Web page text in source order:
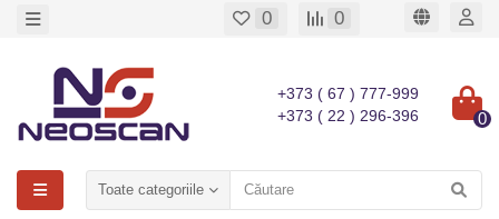
0 0
+373 ( 67 ) 777-999
+373 ( 22 ) 296-396
0
Toate categoriile